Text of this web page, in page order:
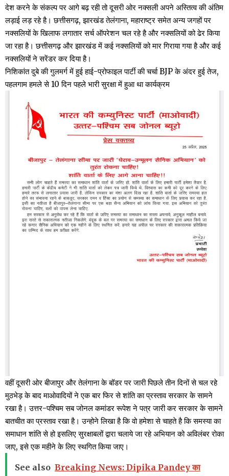
देश करने के संकल्प पर आगे बढ़ रही तो दूसरी ओर नक्सली अपने अस्तित्व की अंतिम
लड़ाई लड़ रहे है। छत्तीसगढ़, झारखंड तेलंगाना, महाराष्ट्र समेत अन्य जगहों पर
नक्सलियों के खिलाफ लगातार सर्च ऑपरेशन चल रहे है और नक्सलियों को ढेर किया
जा रहा है। छत्तीसगढ़ और झारखंड में कई नक्सलियों को मार गिराया गया है और कई
नक्सलियों ने सरेंडर कर दिया है।
निशिकांत दुबे की गुलमर्ग में हुई हाई-प्रोफाइल पार्टी की चर्चा BJP के अंदर हुई तेज,
पहलगाम हमले से 10 दिन पहले भारी सुरक्षा में हुआ था कार्यक्रम
वहीं दूसरी ओर बीजापुर और तेलंगाना के बॉडर पर जारी पिछले तीन दिनों से चल रहे
मुठभेड़ के बाद माओवादियों ने एक बार फिर से शांति का प्रस्ताव सरकार के सामने
रखा है। उत्तर-पश्चिम सब जोनल कमांडर रूपेश ने पत्र जारी कर सरकार के सामने
बातचीत का प्रस्ताव रखा है। उन्होने लिखा है कि वो हमेशा से चाहते है कि समस्या का
समाधान शांति से हो इसलिए सुरक्षाबलों द्वारा चलाये जा रहे अभियान को अविलंबर रोका
जाए, इसे एक महीने के लिए स्थगित किया जाए।
See also Breaking News: Dipika Pandey का